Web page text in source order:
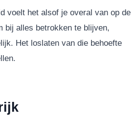
voelt het alsof je overal van op de
bij alles betrokken te blijven,
Het loslaten van die behoefte